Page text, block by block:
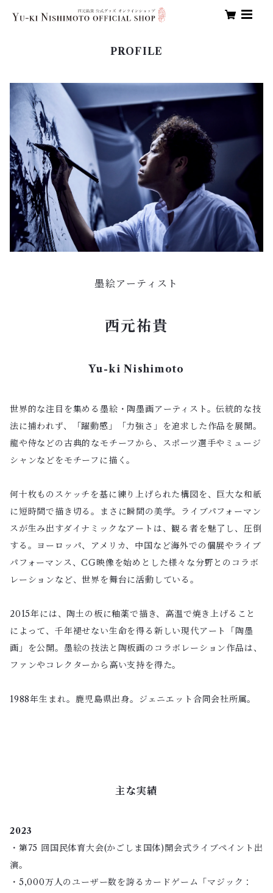
PROFILE
墨絵アーティスト
西元祐貴
Yu-ki Nishimoto
世界的な注目を集める墨絵・陶墨画アーティスト。伝統的な技
法に捕われず、「躍動感」「力強さ」を追求した作品を展開。
龍や侍などの古典的なモチーフから、スポーツ選手やミュージ
シャンなどをモチーフに描く。
何十枚ものスケッチを基に練り上げられた構図を、巨大な和紙
に短時間で描き切る。まさに瞬間の美学。ライブパフォーマン
スが生み出すダイナミックなアートは、観る者を魅了し、圧倒
する。ヨーロッパ、アメリカ、中国など海外での個展やライブ
パフォーマンス、CG映像を始めとした様々な分野とのコラボ
レーションなど、世界を舞台に活動している。
2015年には、陶土の板に釉薬で描き、高温で焼き上げること
によって、千年褪せない生命を得る新しい現代アート「陶墨
画」を公開。墨絵の技法と陶板画のコラボレーション作品は、
ファンやコレクターから高い支持を得た。
1988年生まれ。鹿児島県出身。ジェニエット合同会社所属。
主な実績
2023
・第75 回国民体育大会(かごしま国体)開会式ライブペイント出
演。
・5,000万人のユーザー数を誇るカードゲーム「マジック：